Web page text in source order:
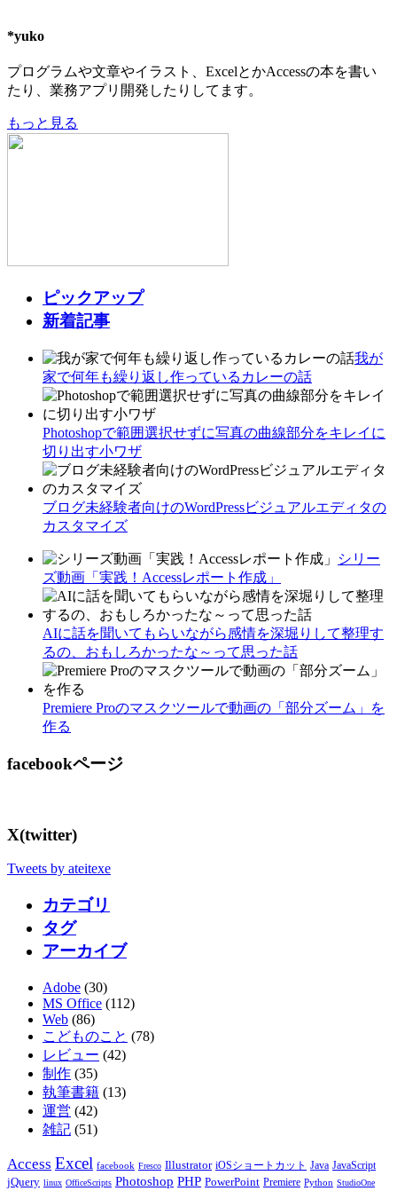
*yuko
プログラムや文章やイラスト、ExcelとかAccessの本を書い
たり、業務アプリ開発したりしてます。
もっと見る
ピックアップ
新着記事
我が
家で何年も繰り返し作っているカレーの話
Photoshopで範囲選択せずに写真の曲線部分をキレイに
切り出す小ワザ
ブログ未経験者向けのWordPressビジュアルエディタの
カスタマイズ
シリー
ズ動画「実践！Accessレポート作成」
AIに話を聞いてもらいながら感情を深堀りして整理す
るの、おもしろかったな～って思った話
Premiere Proのマスクツールで動画の「部分ズーム」を
作る
facebookページ
X(twitter)
Tweets by ateitexe
カテゴリ
タグ
アーカイブ
Adobe (30)
MS Office (112)
Web (86)
こどものこと (78)
レビュー (42)
制作 (35)
執筆書籍 (13)
運営 (42)
雑記 (51)
Access Excel facebook Fresco Illustrator iOSショートカット Java JavaScript
jQuery linux OfficeScripts Photoshop PHP PowerPoint Premiere Python StudioOne